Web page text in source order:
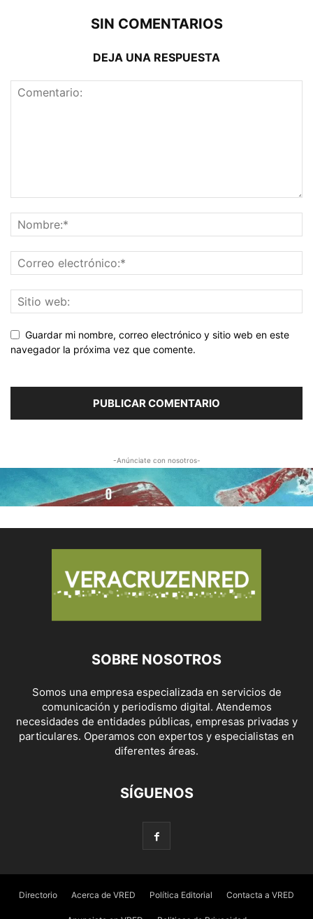
SIN COMENTARIOS
DEJA UNA RESPUESTA
Guardar mi nombre, correo electrónico y sitio web en este
navegador la próxima vez que comente.
-Anúnciate con nosotros-
SOBRE NOSOTROS
Somos una empresa especializada en servicios de
comunicación y periodismo digital. Atendemos
necesidades de entidades públicas, empresas privadas y
particulares. Operamos con expertos y especialistas en
diferentes áreas.
SÍGUENOS
Directorio Acerca de VRED Política Editorial Contacta a VRED